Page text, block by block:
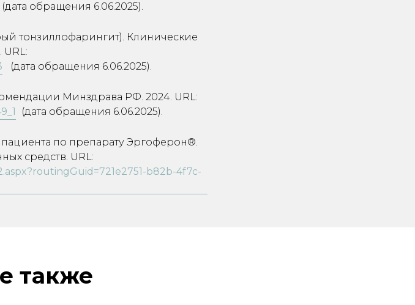
(дата обращения 6.06.2025).
тонзиллофарингит). Клинические
(дата обращения 6.06.2025).
Минздрава РФ. 2024. URL:
(дата обращения 6.06.2025).
по препарату Эргоферон®.
средств. URL:
b82b-4f7c-
также